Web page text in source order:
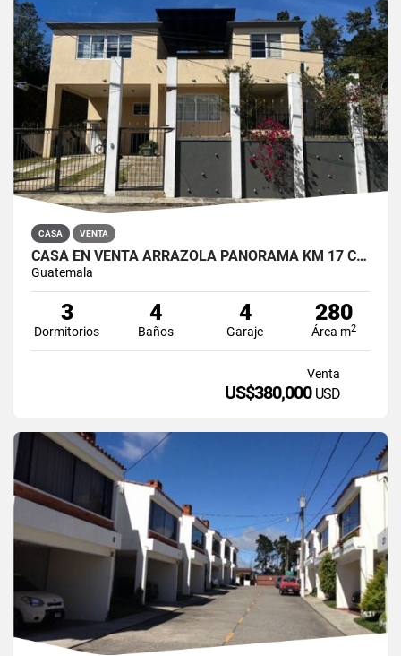
CASA VENTA
CASA EN VENTA ARRAZOLA PANORAMA KM 17 CARRETERA A OLMECA
Guatemala
3
Dormitorios
4
Baños
4
Garaje
280
Área m2
Venta
US$380,000 USD